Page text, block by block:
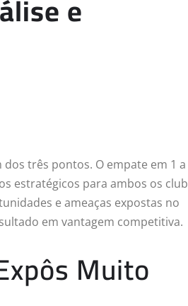
e
três pontos. O empate em 1 a
estratégicos para ambos os
e ameaças expostas no
em vantagem competitiva.
Muito